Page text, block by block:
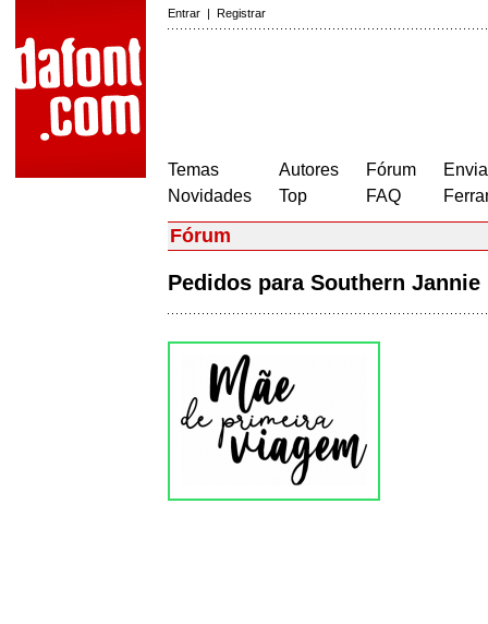
Entrar | Registrar
Temas
Novidades
Autores
Top
Fórum
FAQ
Fórum
Pedidos para Southern